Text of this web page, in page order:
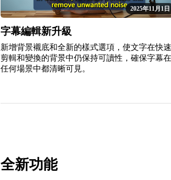
2025年11月1日
字幕編輯新升級
新增背景襯底和全新的樣式選項，使文字在快速
剪輯和變換的背景中仍保持可讀性，確保字幕在
任何場景中都清晰可見。
全新功能